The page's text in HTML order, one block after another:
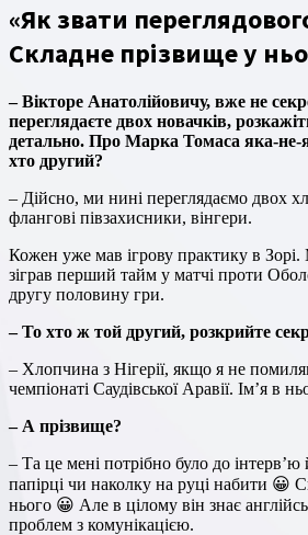
«Як звати
Складне прізвище у
– Вікторе Анатолійовичу, вже не секрет, що ви
переглядаєте двох новачків,
детально. Про Марка Томаса яка-не-
хто другий?
– Дійсно, ми нині переглядаємо двох хлопців. Обидва –
флангові півзахисники, вінгери.
Кожен уже мав ігрову практику в Зорі. Марк Томас вчора
зіграв перший тайм у матчі проти
другу половину гри.
– То хто ж той другий, розкрийте
– Хлопчина з Нігерії, якщо я не помиляюсь, пограв раніше у
чемпіонаті Саудівської Аравії. Ім’я в
– А прізвище?
– Та це мені потрібно було до інтерв’ю його записати десь на
папірці чи наколку на руці набити 😀
нього 😀 Але в цілому він знає
проблем з комунікацією.